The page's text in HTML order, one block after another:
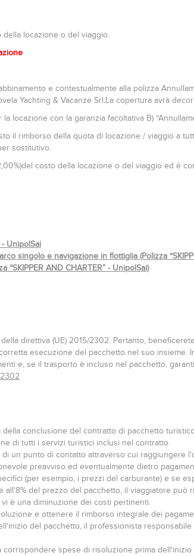
della locazione o del viaggio.
e contestualmente alla polizza
Yachting & Vacanze Srl.La copertura avrà
locazione con la garanzia facoltativa B)
il rimborso della quota di locazione / viaggio a
sostitutivo.
costo della locazione o del viaggio ed è
- UnipolSai
singolo e navigazione in flottiglia (Polizza
“SKIPPER AND CHARTER” - UnipolSai)
direttiva (UE) 2015/2302. Pertanto,
esecuzione del pacchetto nel suo insieme.
e, se il trasporto è incluso nel pacchetto,
conclusione del contratto di pacchetto
di tutti i servizi turistici inclusi nel contratto.
un punto di contatto attraverso cui raggiungere
preavviso ed eventualmente dietro
(per esempio, i prezzi del carburante) e se
del prezzo del pacchetto, il viaggiatore può
è una diminuzione dei costi pertinenti.
e ottenere il rimborso integrale dei
del pacchetto, il professionista
spese di risoluzione prima